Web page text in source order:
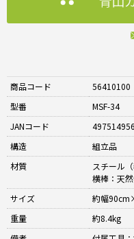
商品コード
56410100
型番
MSF-34
JANコード
構造
組立品
材質
スチール
横棒：天
サイズ
約幅
重量
約8.4kg